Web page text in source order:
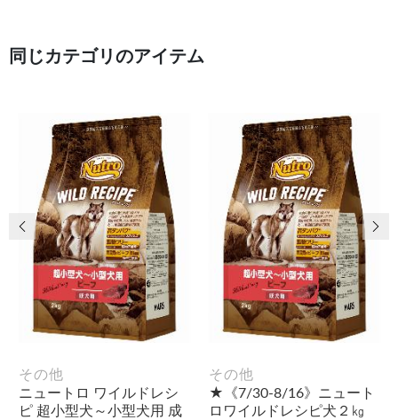
同じカテゴリのアイテム
その他
ニュートロ ワイルドレシ
ピ 超小型犬～小型犬用 成
その他
★《7/30-8/16》ニュート
ロワイルドレシピ犬２㎏
前の画像 次